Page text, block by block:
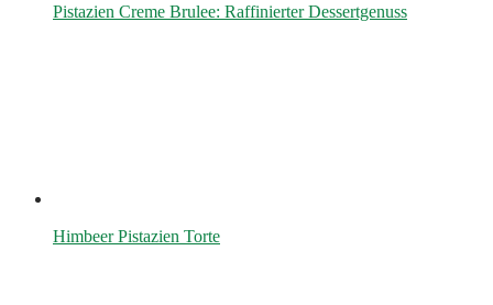
Pistazien Creme Brulee: Raffinierter Dessertgenuss
Himbeer Pistazien Torte